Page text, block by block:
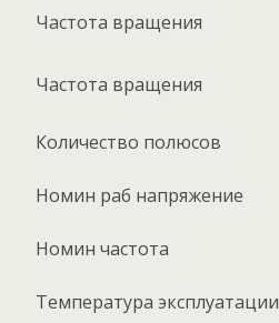
Частота вращения
Частота вращения
Количество полюсов
Номин раб напряжение
Номин частота
Температура эксплуатации